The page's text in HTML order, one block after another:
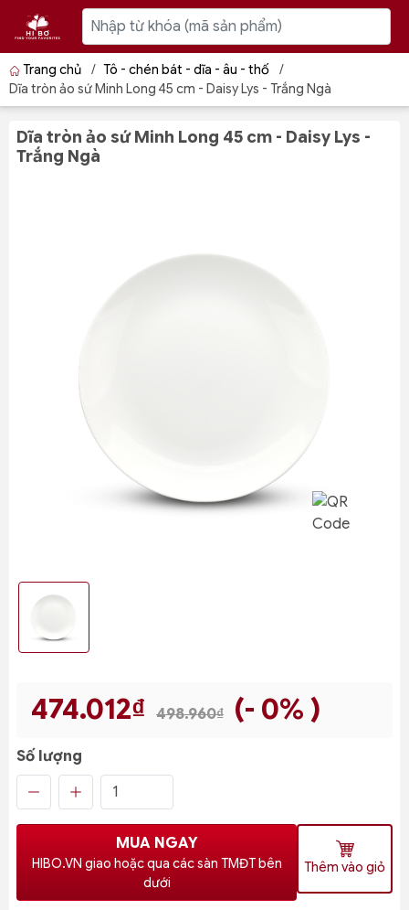
Trang chủ / Tô - chén bát - dĩa - âu - thố
/
Dĩa tròn ảo sứ Minh Long 45 cm - Daisy Lys - Trắng Ngà
Dĩa tròn ảo sứ Minh Long 45 cm - Daisy Lys -
Trắng Ngà
474.012₫ 498.960₫ (- 0% )
Số lượng
MUA NGAY
HIBO.VN giao hoặc qua các sàn TMĐT bên
dưới
Thêm vào giỏ